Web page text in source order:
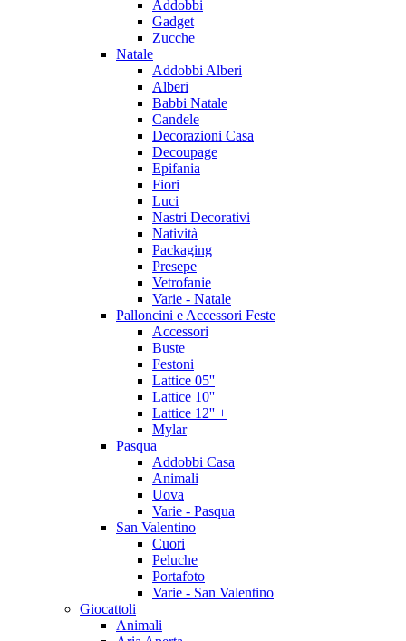
Addobbi
Gadget
Zucche
Natale
Addobbi Alberi
Alberi
Babbi Natale
Candele
Decorazioni Casa
Decoupage
Epifania
Fiori
Luci
Nastri Decorativi
Natività
Packaging
Presepe
Vetrofanie
Varie - Natale
Palloncini e Accessori Feste
Accessori
Buste
Festoni
Lattice 05''
Lattice 10''
Lattice 12'' +
Mylar
Pasqua
Addobbi Casa
Animali
Uova
Varie - Pasqua
San Valentino
Cuori
Peluche
Portafoto
Varie - San Valentino
Giocattoli
Animali